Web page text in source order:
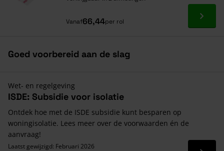
Vanaf66,44per rol Ga
Goed voorbereid aan de slag
Wet- en regelgeving
ISDE: Subsidie voor isolatie
Ontdek hoe met de ISDE subsidie kunt besparen op
woningisolatie. Lees meer over de voorwaarden én de
aanvraag!
Laatst gewijzigd: Februari 2026